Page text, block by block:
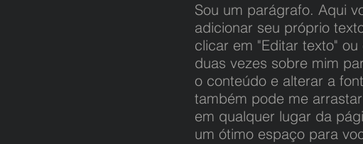
Sou um parágrafo. Aqui
adicionar seu próprio
clicar em "Editar texto" ou
duas vezes sobre mim
o conteúdo e alterar a
também pode me
em qualquer lugar da
um ótimo espaço para